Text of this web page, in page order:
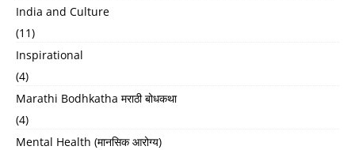
India and Culture
(11)
Inspirational
(4)
Marathi Bodhkatha मराठी बोधकथा
(4)
Mental Health (मानसिक आरोग्य)